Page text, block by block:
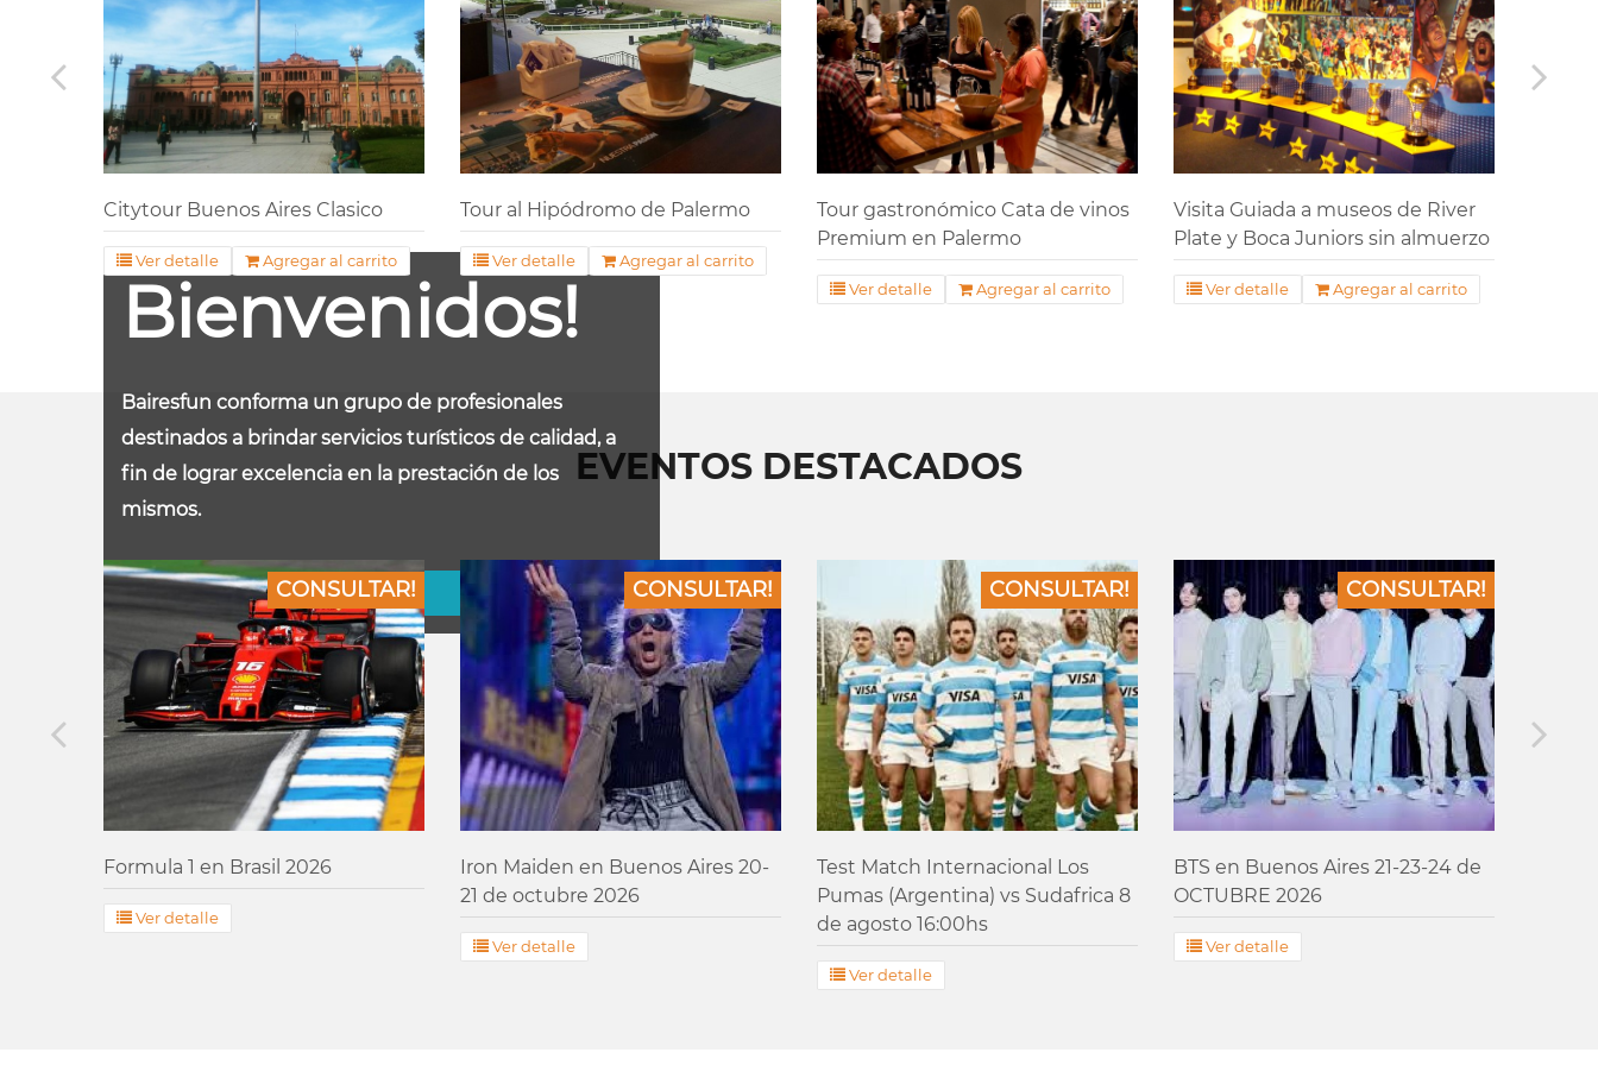
Bienvenidos!
Bairesfun conforma un grupo de profesionales
destinados a brindar servicios turísticos de calidad, a
fin de lograr excelencia en la prestación de los
mismos.
Ver Más
Citytour Buenos Aires Clasico
Ver detalle Agregar al carrito
Tour al Hipódromo de Palermo
Ver detalle Agregar al carrito
Tour gastronómico Cata de vinos
Premium en Palermo
Ver detalle Agregar al carrito
Visita Guiada a museos de River
Plate y Boca Juniors sin almuerzo
Ver detalle Agregar al carrito
EVENTOS DESTACADOS
CONSULTAR!
Formula 1 en Brasil 2026
Ver detalle
CONSULTAR!
Iron Maiden en Buenos Aires 20-
21 de octubre 2026
Ver detalle
CONSULTAR!
Test Match Internacional Los
Pumas (Argentina) vs Sudafrica 8
de agosto 16:00hs
Ver detalle
CONSULTAR!
BTS en Buenos Aires 21-23-24 de
OCTUBRE 2026
Ver detalle